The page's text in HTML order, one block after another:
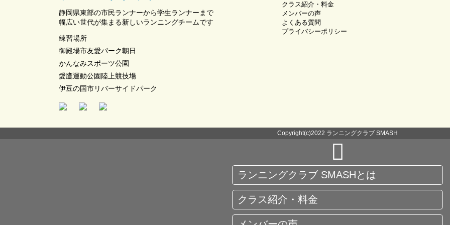
静岡県東部の市民ランナーから学生ランナーまで
幅広い世代が集まる新しいランニングチームです
練習場所
御殿場市友愛パーク朝日
かんなみスポーツ公園
愛鷹運動公園陸上競技場
伊豆の国市リバーサイドパーク
クラス紹介・料金
メンバーの声
よくある質問
プライバシーポリシー
Copyright(c)2022 ランニングクラブ SMASH
ランニングクラブ SMASHとは
クラス紹介・料金